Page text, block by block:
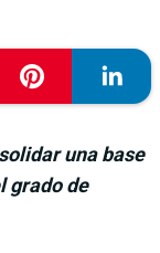
una base
grado de